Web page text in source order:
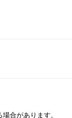
合があります。